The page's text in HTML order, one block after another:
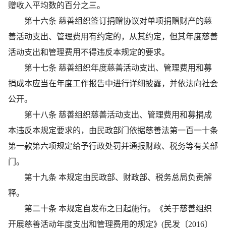
赠收入平均数的百分之三。
第十六条 慈善组织签订捐赠协议对单项捐赠财产的慈
善活动支出、管理费用有约定的，从其约定，但其年度慈善
活动支出和管理费用不得违反本规定的要求。
第十七条 慈善组织年度慈善活动支出、管理费用和募
捐成本应当在年度工作报告中进行详细披露，并依法向社会
公开。
第十八条 慈善组织慈善活动支出、管理费用和募捐成
本违反本规定要求的，由民政部门依据慈善法第一百一十条
第一款第六项规定给予行政处罚并通报财政、税务等有关部
门。
第十九条 本规定由民政部、财政部、税务总局负责解
释。
第二十条 本规定自发布之日起施行。《关于慈善组织
开展慈善活动年度支出和管理费用的规定》(民发〔2016〕